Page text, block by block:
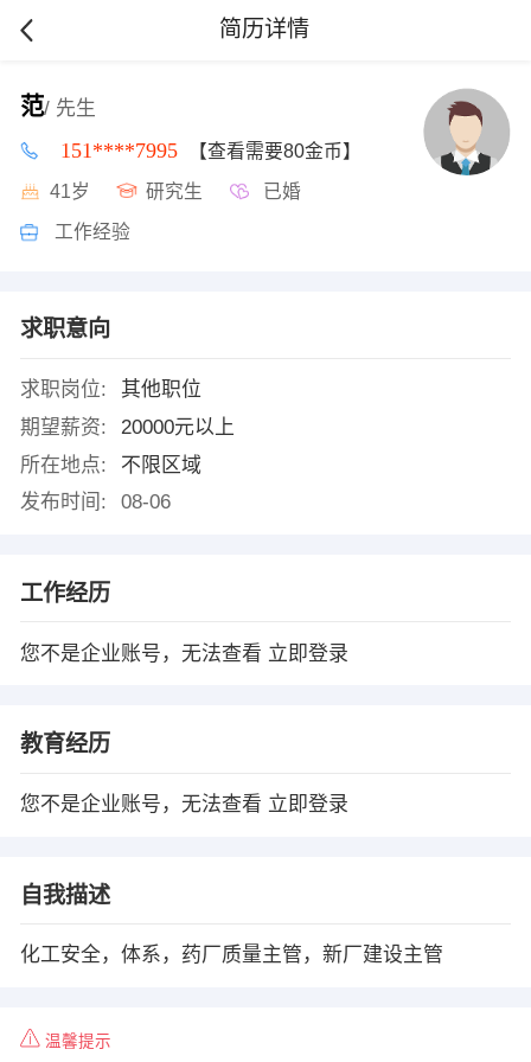
简历详情
范/ 先生
151****7995 【查看需要80金币】
41岁 研究生 已婚
工作经验
求职意向
求职岗位:
其他职位
期望薪资:
20000元以上
所在地点:
不限区域
发布时间:
08-06
工作经历
您不是企业账号，无法查看 立即登录
教育经历
您不是企业账号，无法查看 立即登录
自我描述
化工安全，体系，药厂质量主管，新厂建设主管
温馨提示